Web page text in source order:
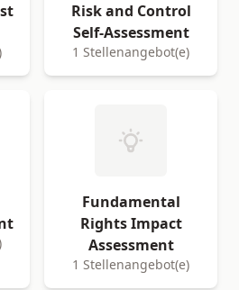
Risk and Control
Self-Assessment
1 Stellenangebot(e)
Fundamental
Rights Impact
Assessment
1 Stellenangebot(e)